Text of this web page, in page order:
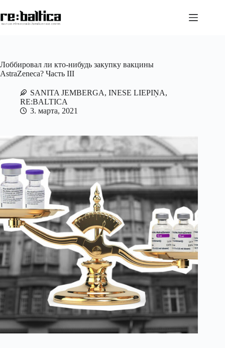
к
сути
Лоббировал ли кто-нибудь закупку вакцины
AstraZeneca? Часть III
SANITA JEMBERGA, INESE LIEPIŅA,
RE:BALTICA
3. марта, 2021